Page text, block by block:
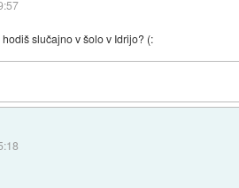
slučajno v šolo v Idrijo? (: